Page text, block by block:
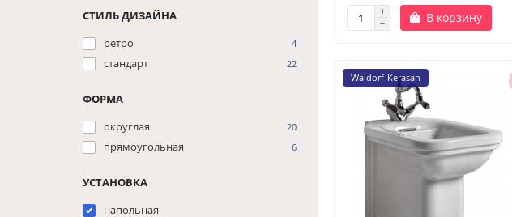
СТИЛЬ ДИЗАЙНА
ретро
4
стандарт 22
ФОРМА
округлая
20
прямоугольная 6
УСТАНОВКА
напольная
В корзину
Waldorf-Kerasan